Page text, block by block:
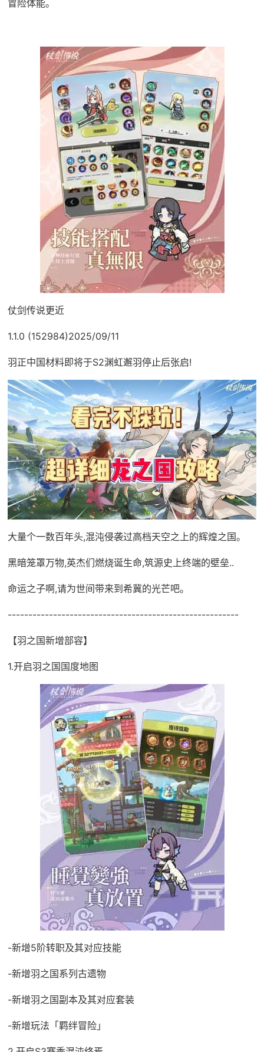
冒险体能。
仗剑传说更近
1.1.0 (152984)2025/09/11
羽正中国材料即将于S2渊虹邂羽停止后张启!
大量个一数百年头,混沌侵袭过高档天空之上的辉煌之国。
黑暗笼罩万物,英杰们燃烧诞生命,筑源史上终端的壁垒..
命运之子啊,请为世间带来到希冀的光芒吧。
--------------------------------------------------------
【羽之国新增部容】
1.开启羽之国国度地图
-新增5阶转职及其对应技能
-新增羽之国系列古遗物
-新增羽之国副本及其对应套装
-新增玩法「羁绊冒险」